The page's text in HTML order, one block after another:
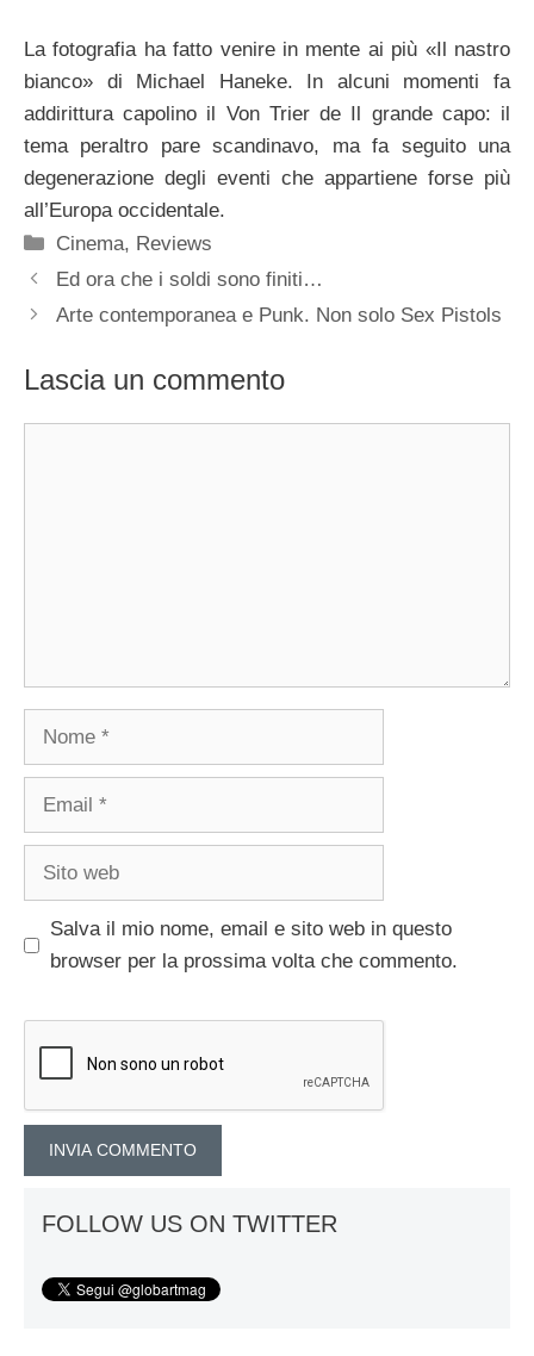
La fotografia ha fatto venire in mente ai più «Il nastro
bianco» di Michael Haneke. In alcuni momenti fa
addirittura capolino il Von Trier de Il grande capo: il
tema peraltro pare scandinavo, ma fa seguito una
degenerazione degli eventi che appartiene forse più
all’Europa occidentale.
Categorie
Cinema, Reviews
Ed ora che i soldi sono finiti…
Arte contemporanea e Punk. Non solo Sex Pistols
Lascia un commento
Nome
Email
Sito
Salva il mio nome, email e sito web in questo
browser per la prossima volta che commento.
FOLLOW US ON TWITTER